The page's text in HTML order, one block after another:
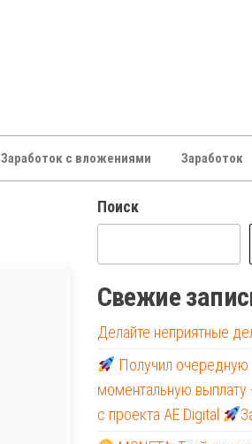
Заработок с вложениями Заработок
Поиск
Свежие
Делайте неприятные
Получил очередную
моментальную выплату
с проекта AE Digital